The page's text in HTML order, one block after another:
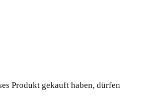
Produkt gekauft haben, dürfen